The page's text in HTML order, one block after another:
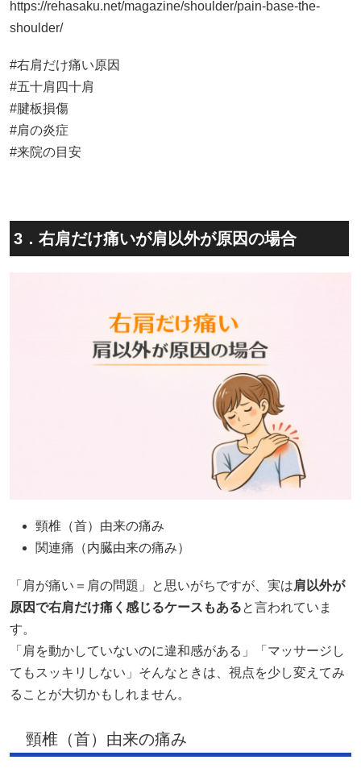
https://rehasaku.net/magazine/shoulder/pain-base-the-
shoulder/
#右肩だけ痛い原因
#五十肩四十肩
#腱板損傷
#肩の炎症
#来院の目安
3．右肩だけ痛いが肩以外が原因の場合
頸椎（首）由来の痛み
関連痛（内臓由来の痛み）
「肩が痛い＝肩の問題」と思いがちですが、実は肩以外が
原因で右肩だけ痛く感じるケースもあると言われていま
す。
「肩を動かしていないのに違和感がある」「マッサージし
てもスッキリしない」そんなときは、視点を少し変えてみ
ることが大切かもしれません。
頸椎（首）由来の痛み